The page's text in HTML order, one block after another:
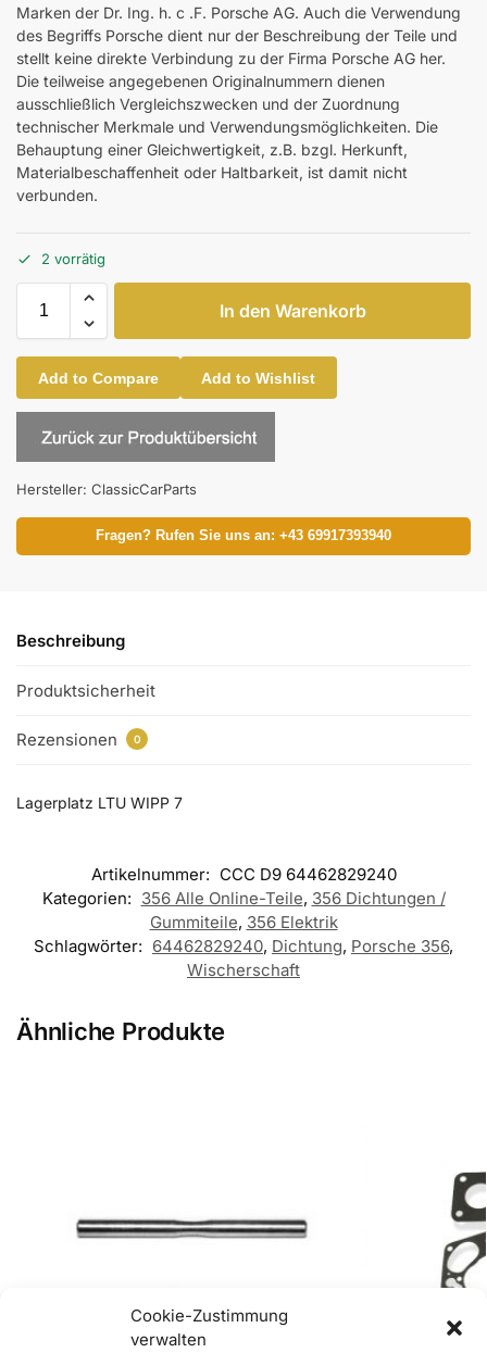
Cookie-Zustimmung
verwalten
Marken der Dr. Ing. h. c .F. Porsche AG. Auch die Verwendung
des Begriffs Porsche dient nur der Beschreibung der Teile und
stellt keine direkte Verbindung zu der Firma Porsche AG her.
Die teilweise angegebenen Originalnummern dienen
ausschließlich Vergleichszwecken und der Zuordnung
technischer Merkmale und Verwendungsmöglichkeiten. Die
Behauptung einer Gleichwertigkeit, z.B. bzgl. Herkunft,
Materialbeschaffenheit oder Haltbarkeit, ist damit nicht
verbunden.
2 vorrätig
In den Warenkorb
Add to Compare Add to Wishlist
Hersteller: ClassicCarParts
Fragen? Rufen Sie uns an: +43 69917393940
Beschreibung
Produktsicherheit
Rezensionen 0
Lagerplatz LTU WIPP 7
Artikelnummer: CCC D9 64462829240
Kategorien: 356 Alle Online-Teile, 356 Dichtungen /
Gummiteile, 356 Elektrik
Schlagwörter: 64462829240, Dichtung, Porsche 356,
Wischerschaft
Ähnliche Produkte